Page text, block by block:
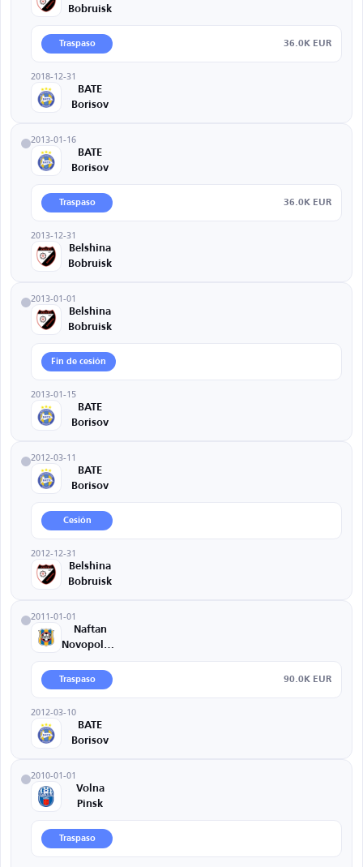
Bobruisk
Traspaso 36.0K EUR
2018-12-31
BATE
Borisov
2013-01-16
BATE
Borisov
Traspaso 36.0K EUR
2013-12-31
Belshina
Bobruisk
2013-01-01
Belshina
Bobruisk
Fin de cesión
2013-01-15
BATE
Borisov
2012-03-11
BATE
Borisov
Cesión
2012-12-31
Belshina
Bobruisk
2011-01-01
Naftan
Novopolotsk
Traspaso 90.0K EUR
2012-03-10
BATE
Borisov
2010-01-01
Volna
Pinsk
Traspaso